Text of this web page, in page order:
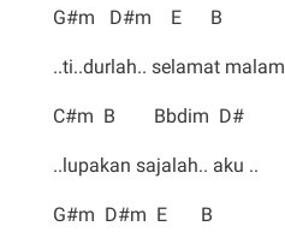
G#m D#m E B
..ti..durlah.. selamat malam
C#m B Bbdim D#
..lupakan sajalah.. aku ..
G#m D#m E B